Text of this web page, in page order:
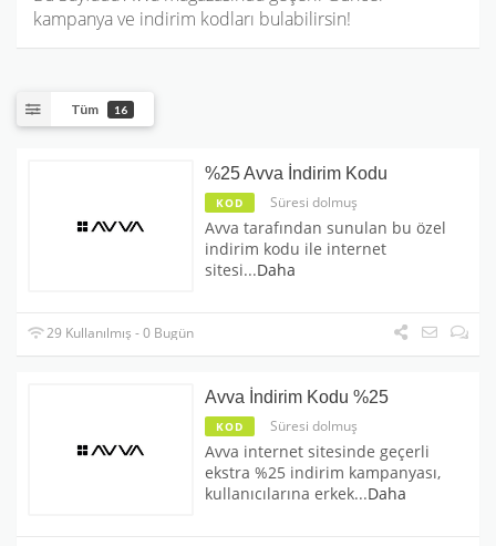
kampanya ve indirim kodları bulabilirsin!
Tüm 16
%25 Avva İndirim Kodu
KOD Süresi dolmuş
Avva tarafından sunulan bu özel
indirim kodu ile internet
sitesi...Daha
29 Kullanılmış - 0 Bugün
Avva İndirim Kodu %25
KOD Süresi dolmuş
Avva internet sitesinde geçerli
ekstra %25 indirim kampanyası,
kullanıcılarına erkek...Daha